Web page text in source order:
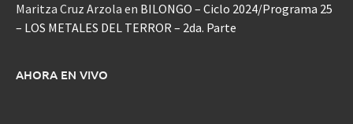
Maritza Cruz Arzola en BILONGO – Ciclo 2024/Programa 25
– LOS METALES DEL TERROR – 2da. Parte
AHORA EN VIVO